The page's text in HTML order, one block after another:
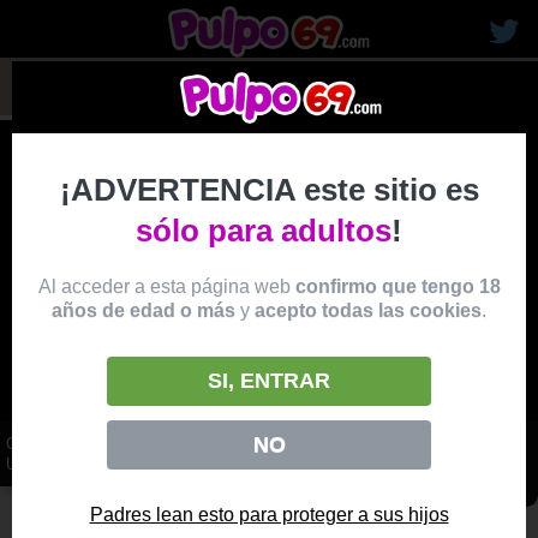
¡ADVERTENCIA este sitio es
sólo para adultos!
Al acceder a esta página web confirmo que tengo 18
años de edad o más y acepto todas las cookies.
NO
SI, ENTRAR
Padres lean esto para proteger a sus hijos
COLEGIALA DE COÑO DEPILADO Y UNIFORME FOLLANDO RECIBE
UNA CORRIDA SOBRE SU VIENTRE